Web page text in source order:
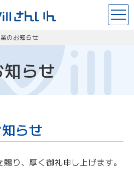
のお知らせ
知らせ
らせ
り、厚く御礼申し上げます。